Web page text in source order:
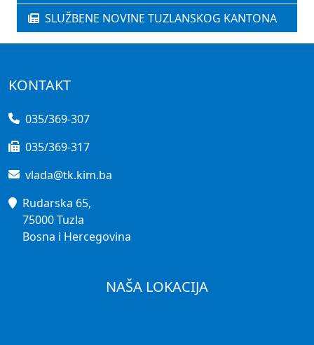
SLUŽBENE NOVINE TUZLANSKOG KANTONA
KONTAKT
035/369-307
035/369-317
vlada@tk.kim.ba
Rudarska 65,
75000 Tuzla
Bosna i Hercegovina
NAŠA LOKACIJA